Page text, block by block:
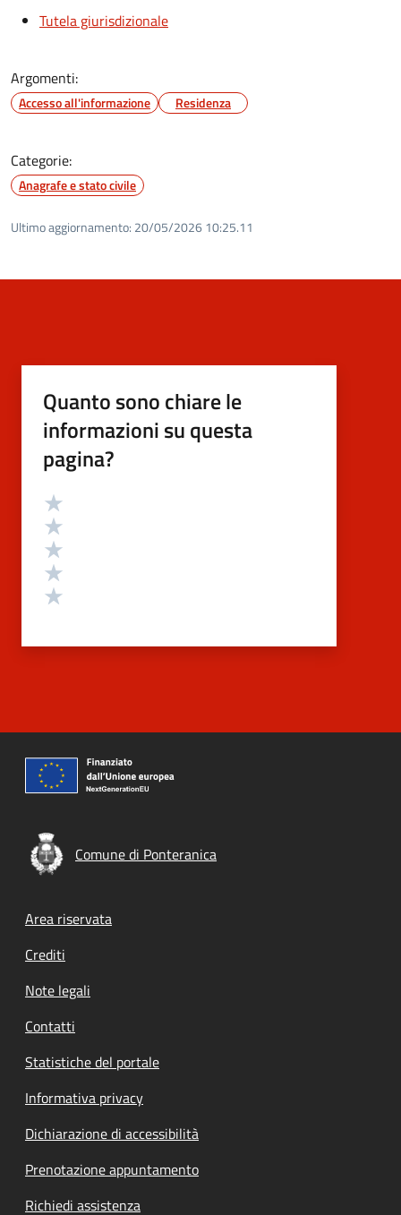
Tutela giurisdizionale
Argomenti:
Accesso all'informazione Residenza
Categorie:
Anagrafe e stato civile
Ultimo aggiornamento: 20/05/2026 10:25.11
Quanto sono chiare le
informazioni su questa
pagina?
Valutazione
Comune di Ponteranica
Footer menu
Area riservata
Crediti
Note legali
Contatti
Statistiche del portale
Informativa privacy
Dichiarazione di accessibilità
Prenotazione appuntamento
Richiedi assistenza